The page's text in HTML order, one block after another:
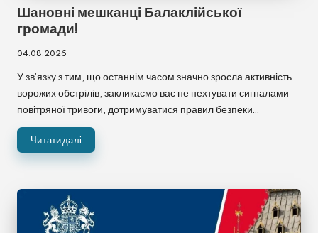
Шановні мешканці Балаклійської
громади!
04.08.2026
У зв’язку з тим, що останнім часом значно зросла активність
ворожих обстрілів, закликаємо вас не нехтувати сигналами
повітряної тривоги, дотримуватися правил безпеки…
Читати далі